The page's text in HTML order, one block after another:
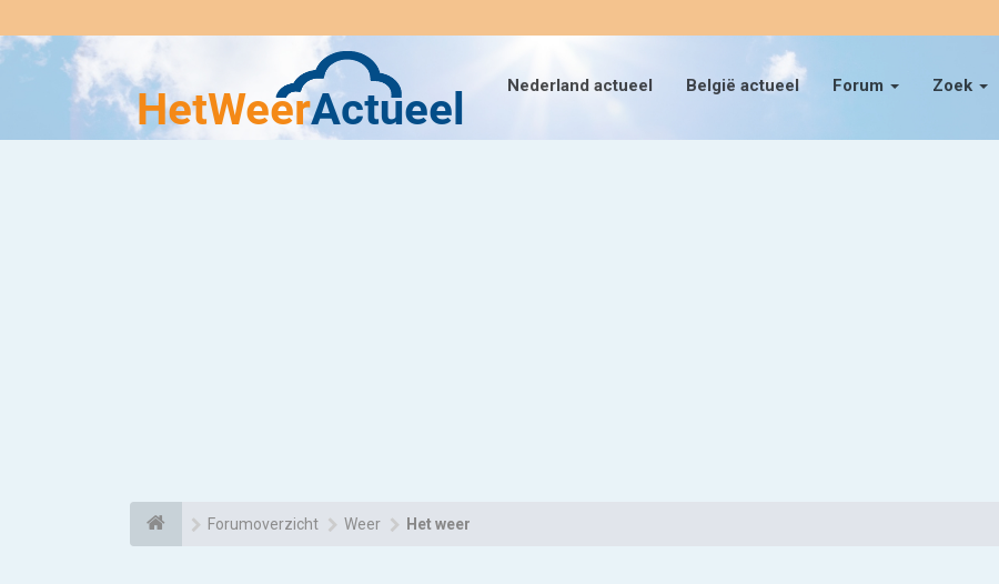
Nederland actueel België actueel Forum Zoek
Forumoverzicht Weer Het weer